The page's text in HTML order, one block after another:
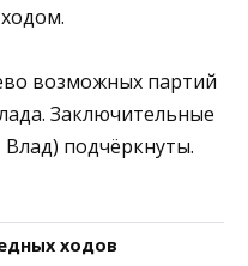
возможных партий
Заключительные
подчёркнуты.
ходов